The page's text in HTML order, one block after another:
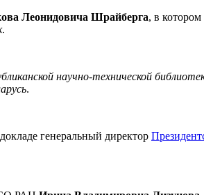
Леонидовича Шрайберга, в котором
.
научно-технической
.
генеральный директор